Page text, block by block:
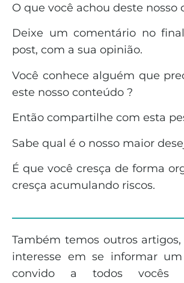
O que você achou deste nosso
Deixe um comentário no
post, com a sua opinião.
Você conhece alguém que
este nosso conteúdo ?
Então compartilhe com esta
Sabe qual é o nosso maior
É que você cresça de forma
cresça acumulando riscos.
Também temos outros
interesse em se informar
convido a todos vocês